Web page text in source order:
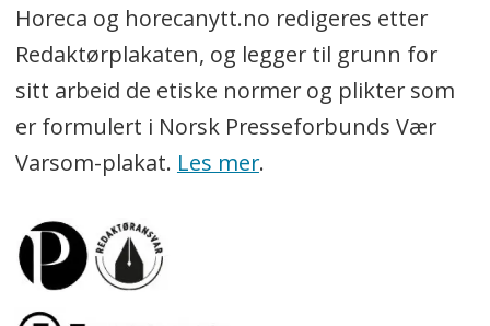
Horeca og horecanytt.no redigeres etter
Redaktørplakaten, og legger til grunn for
sitt arbeid de etiske normer og plikter som
er formulert i Norsk Presseforbunds Vær
Varsom-plakat. Les mer.